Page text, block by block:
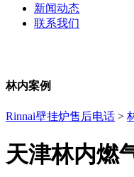
新闻动态
联系我们
林内案例
Rinnai壁挂炉售后电话 >
天津林内燃